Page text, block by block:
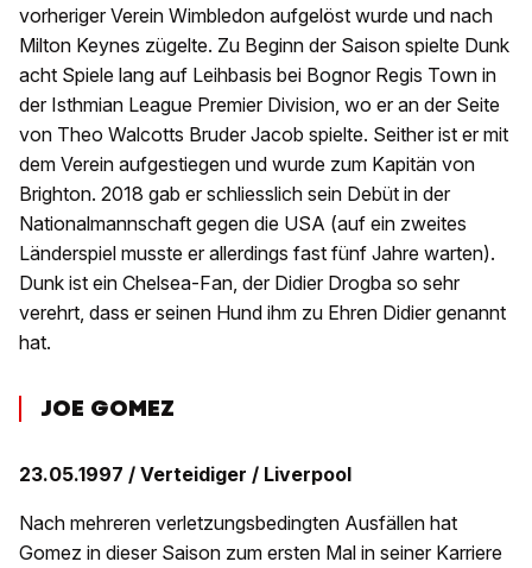
vorheriger Verein Wimbledon aufgelöst wurde und nach
Milton Keynes zügelte. Zu Beginn der Saison spielte Dunk
acht Spiele lang auf Leihbasis bei Bognor Regis Town in
der Isthmian League Premier Division, wo er an der Seite
von Theo Walcotts Bruder Jacob spielte. Seither ist er mit
dem Verein aufgestiegen und wurde zum Kapitän von
Brighton. 2018 gab er schliesslich sein Debüt in der
Nationalmannschaft gegen die USA (auf ein zweites
Länderspiel musste er allerdings fast fünf Jahre warten).
Dunk ist ein Chelsea-Fan, der Didier Drogba so sehr
verehrt, dass er seinen Hund ihm zu Ehren Didier genannt
hat.
JOE GOMEZ
23.05.1997 / Verteidiger / Liverpool
Nach mehreren verletzungsbedingten Ausfällen hat
Gomez in dieser Saison zum ersten Mal in seiner Karriere